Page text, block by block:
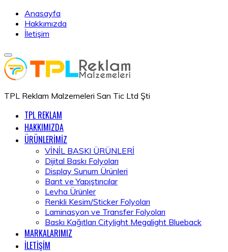
Anasayfa
Hakkımızda
İletişim
TPL Reklam Malzemeleri San Tic Ltd Şti
TPL REKLAM
HAKKIMIZDA
ÜRÜNLERİMİZ
VİNİL BASKI ÜRÜNLERİ
Dijital Baskı Folyoları
Display Sunum Ürünleri
Bant ve Yapıştırıcılar
Levha Ürünler
Renkli Kesim/Sticker Folyoları
Laminasyon ve Transfer Folyoları
Baskı Kağıtları Citylight Megalight Blueback
MARKALARIMIZ
İLETİŞİM